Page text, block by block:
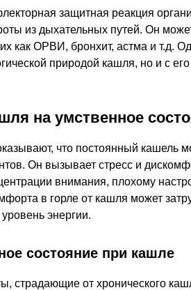
защитная реакция
из дыхательных путей. Он
как ОРВИ, бронхит, астма и т.д.
природой кашля, но и с
на умственное
что постоянный кашель
Он вызывает стресс и
внимания, плохому
в горле от кашля может
энергии.
состояние при кашле
страдающие от хронического